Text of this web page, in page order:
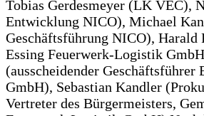
Tobias Gerdesmeyer (LK VEC),
Entwicklung NICO), Michael
Geschäftsführung NICO), Harald
Essing Feuerwerk-Logistik
(ausscheidender
GmbH), Sebastian Kandler
Vertreter des Bürgermeisters,